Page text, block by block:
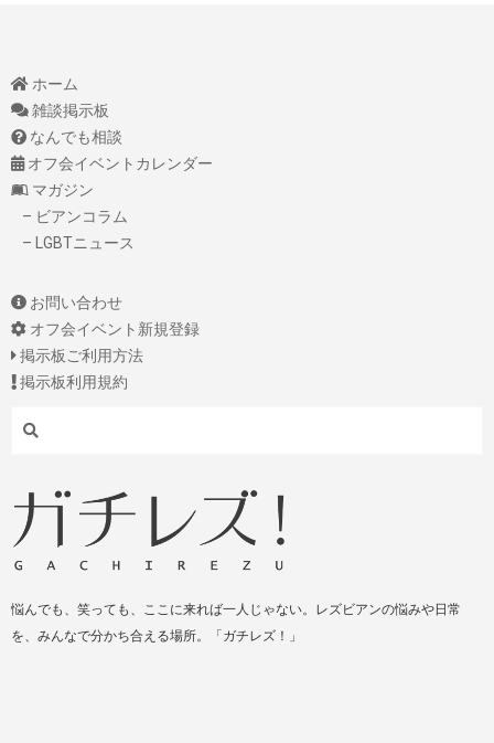
ホーム
雑談掲示板
なんでも相談
オフ会イベントカレンダー
マガジン
– ビアンコラム
– LGBTニュース
お問い合わせ
オフ会イベント新規登録
掲示板ご利用方法
掲示板利用規約
悩んでも、笑っても、ここに来れば一人じゃない。レズビアンの悩みや日常
を、みんなで分かち合える場所。「ガチレズ！」